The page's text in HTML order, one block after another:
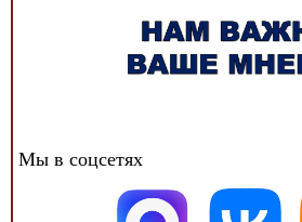
Мы в соцсетях